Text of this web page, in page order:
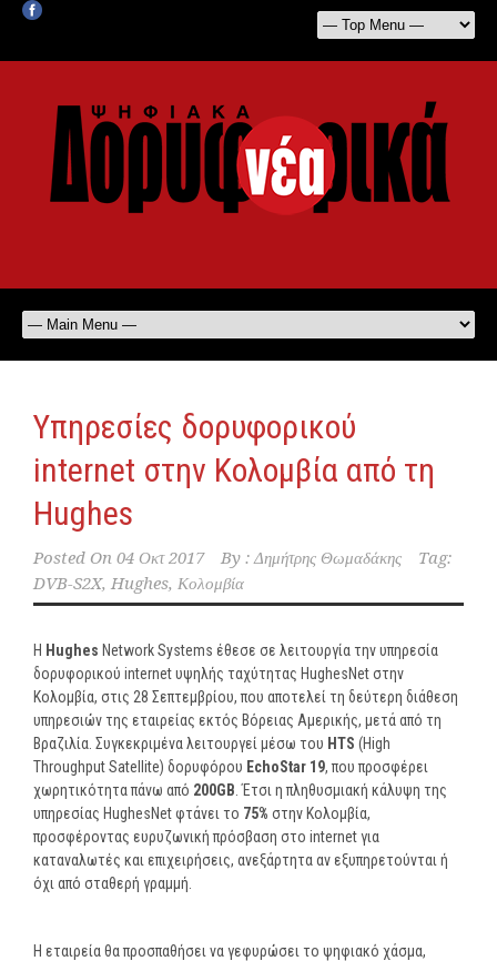
Υπηρεσίες δορυφορικού
internet στην Κολομβία από τη
Hughes
Posted On 04 Οκτ 2017 By : Δημήτρης Θωμαδάκης
Tag:
DVB-S2X, Hughes, Κολομβία
Η Hughes Network Systems έθεσε σε λειτουργία την υπηρεσία
δορυφορικού internet υψηλής ταχύτητας HughesNet στην
Κολομβία, στις 28 Σεπτεμβρίου, που αποτελεί τη δεύτερη διάθεση
υπηρεσιών της εταιρείας εκτός Βόρειας Αμερικής, μετά από τη
Βραζιλία. Συγκεκριμένα λειτουργεί μέσω του HTS (High
Throughput Satellite) δορυφόρου EchoStar 19, που προσφέρει
χωρητικότητα πάνω από 200GB . Έτσι η πληθυσμιακή κάλυψη της
υπηρεσίας HughesNet φτάνει το 75% στην Κολομβία,
προσφέροντας ευρυζωνική πρόσβαση στο internet για
καταναλωτές και επιχειρήσεις, ανεξάρτητα αν εξυπηρετούνται ή
όχι από σταθερή γραμμή.
Η εταιρεία θα προσπαθήσει να γεφυρώσει το ψηφιακό χάσμα,